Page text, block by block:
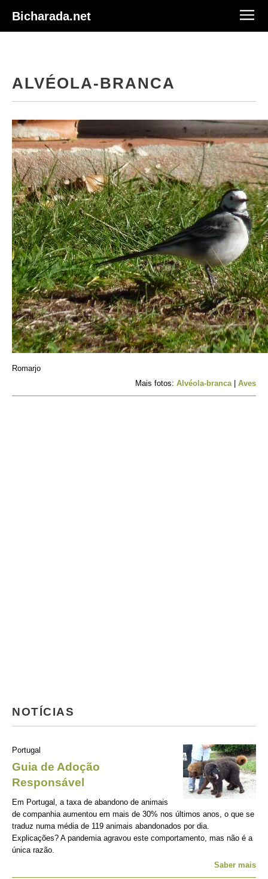
Bicharada.net
ALVÉOLA-BRANCA
Romarjo
Mais fotos: Alvéola-branca| Aves
NOTÍCIAS
Portugal
Guia de Adoção
Responsável
Em Portugal, a taxa de abandono de animais
de companhia aumentou em mais de 30% nos últimos anos, o que se
traduz numa média de 119 animais abandonados por dia.
Explicações? A pandemia agravou este comportamento, mas não é a
única razão.
Saber mais